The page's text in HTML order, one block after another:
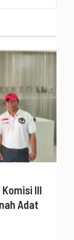
Komisi III
Adat